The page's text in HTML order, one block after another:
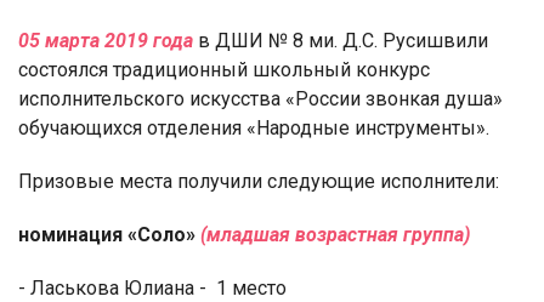
05 марта 2019 года в ДШИ № 8 ми. Д.С. Русишвили
состоялся традиционный школьный конкурс
исполнительского искусства «России звонкая душа»
обучающихся отделения «Народные инструменты».
Призовые места получили следующие исполнители:
номинация «Соло» (младшая возрастная группа)
- Ласькова Юлиана - 1 место